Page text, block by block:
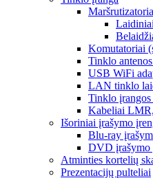
Komutatoriai
Tinklo
USB WiFi
LAN tinklo
Tinklo įrangos
Kabeliai
Išoriniai įrašymo
Blu-ray
DVD įrašymo
Atminties kortelių
Prezentacijų pulteliai